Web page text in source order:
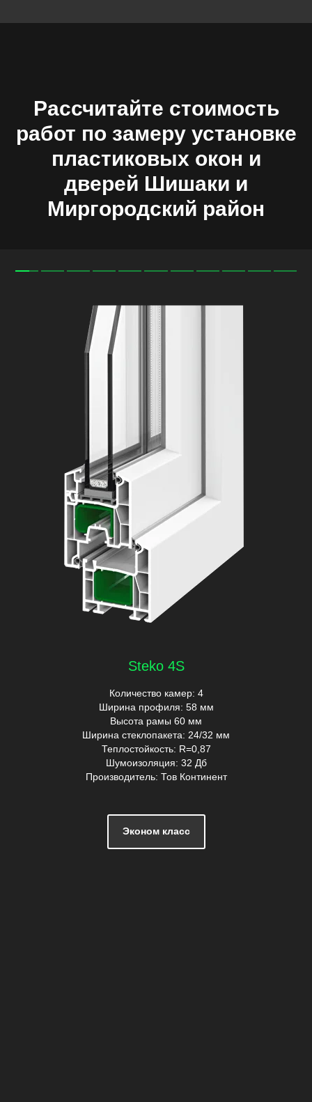
Рассчитайте стоимость
работ по замеру установке
пластиковых окон и
дверей Шишаки и
Миргородский район
Steko 4S
Количество камер: 4
Ширина профиля: 58 мм
Высота рамы 60 мм
Ширина стеклопакета: 24/32 мм
Теплостойкость: R=0,87
Шумоизоляция: 32 Дб
Производитель: Тов Континент
Эконом класс